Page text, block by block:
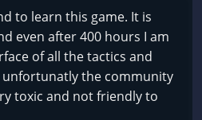
to learn this game. It is
even after 400 hours I am
of all the tactics and
unfortunatly the community
toxic and not friendly to